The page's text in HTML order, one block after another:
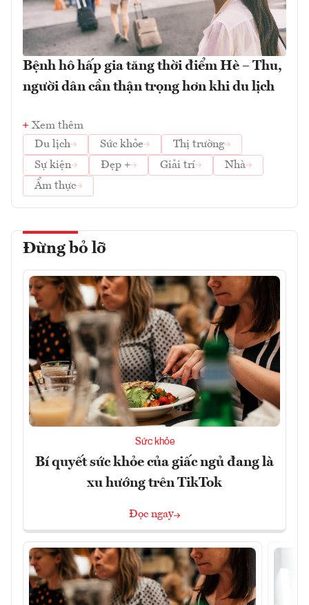
Bệnh hô hấp gia tăng thời điểm Hè – Thu,
người dân cần thận trọng hơn khi du lịch
Xem thêm
Du lịch
Sức khỏe
Thị trường
Sự kiện
Đẹp + Giải trí
Nhà
Ẩm thực
Đừng bỏ lỡ
Sức khỏe
Bí quyết sức khỏe của giấc ngủ đang là
xu hướng trên TikTok
Đọc ngay